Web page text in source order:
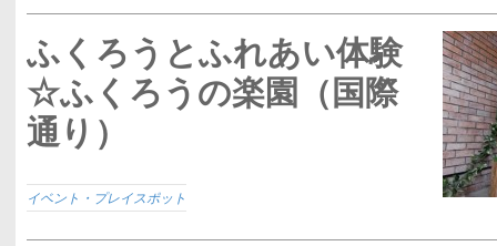
ふくろうとふれあい体験
☆ふくろうの楽園（国際
通り）
イベント・プレイスポット